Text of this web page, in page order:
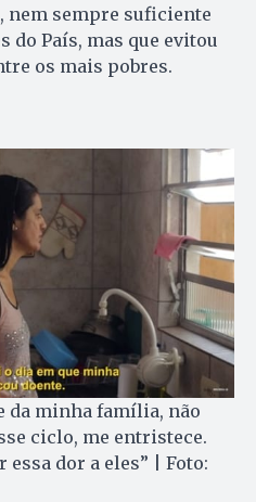
nem sempre suficiente
do País, mas que evitou
os mais pobres.
da minha família, não
ciclo, me entristece.
essa dor a eles” | Foto: